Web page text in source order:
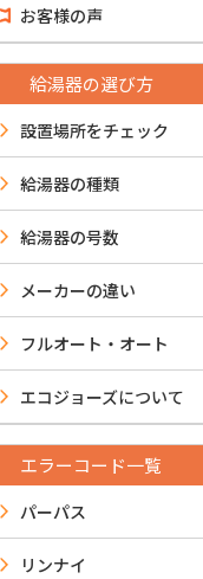
お客様の声
給湯器の選び方
設置場所をチェック
給湯器の種類
給湯器の号数
メーカーの違い
フルオート・オート
エコジョーズについて
エラーコード一覧
パーパス
リンナイ